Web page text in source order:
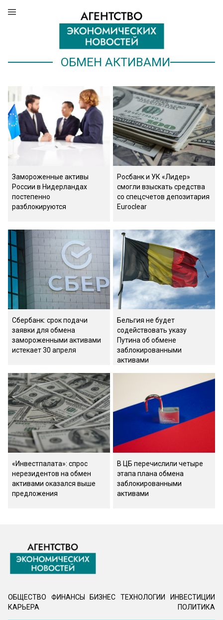
ОБМЕН АКТИВАМИ
Замороженные активы
России в Нидерландах
постепенно
разблокируются
Росбанк и УК «Лидер»
смогли взыскать средства
со спецсчетов депозитария
Euroclear
Сбербанк: срок подачи
заявки для обмена
замороженными активами
истекает 30 апреля
Бельгия не будет
содействовать указу
Путина об обмене
заблокированными
активами
«Инвестпалата»: спрос
нерезидентов на обмен
активами оказался выше
предложения
В ЦБ перечислили четыре
этапа плана обмена
заблокированными
активами
ОБЩЕСТВО ФИНАНСЫ БИЗНЕС ТЕХНОЛОГИИ
ИНВЕСТИЦИИ
КАРЬЕРА
ПОЛИТИКА